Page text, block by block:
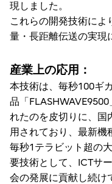
現しました。
これらの開発技術によ
量・長距離伝送の実現
産業上の応用：
本技術は、毎秒100ギ
品「
れたのを皮切りに、国
用されており、最新機
毎秒1テラビット超の
要技術として、ICTサ
会の発展に貢献し続け